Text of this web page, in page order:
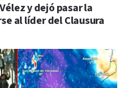
y dejó pasar la
al líder del Clausura